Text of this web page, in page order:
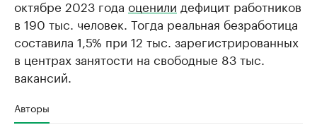
октябре 2023 года оценили дефицит работников
в 190 тыс. человек. Тогда реальная безработица
составила 1,5% при 12 тыс. зарегистрированных
в центрах занятости на свободные 83 тыс.
вакансий.
Авторы